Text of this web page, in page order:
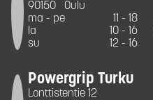
90150
Oulu
ma - pe
11 - 18
la
10 - 16
su
12 - 16
Powergrip Turku
Lonttistentie 12